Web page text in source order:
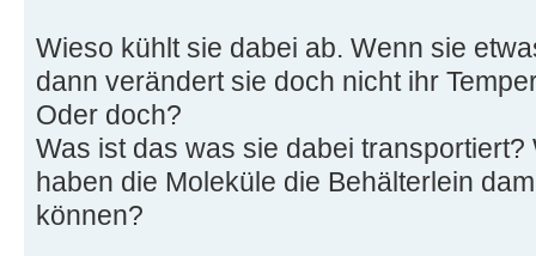
Wieso kühlt sie dabei ab. Wenn sie
dann verändert sie doch nicht ihr
Oder doch?
Was ist das was sie dabei
haben die Moleküle die Behälterlein
können?